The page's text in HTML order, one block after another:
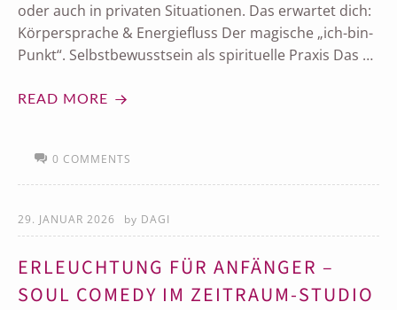
oder auch in privaten Situationen. Das erwartet dich:
Körpersprache & Energiefluss Der magische „ich-bin-
Punkt“. Selbstbewusstsein als spirituelle Praxis Das …
READ MORE
0 COMMENTS
29. JANUAR 2026 by DAGI
ERLEUCHTUNG FÜR ANFÄNGER –
SOUL COMEDY IM ZEITRAUM-STUDIO